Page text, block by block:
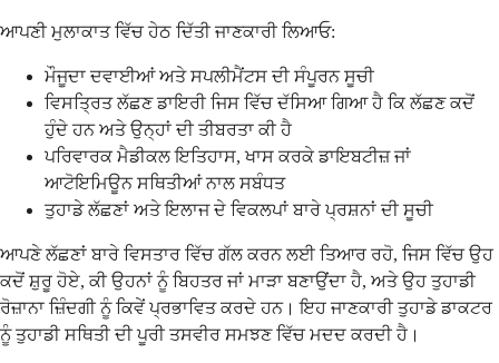
ਆਪਣੀ ਮੁਲਾਕਾਤ ਵਿੱਚ ਹੇਠ ਦਿੱਤੀ ਜਾਣਕਾਰੀ ਲਿਆਓ:
ਮੌਜੂਦਾ ਦਵਾਈਆਂ ਅਤੇ ਸਪਲੀਮੈਂਟਸ ਦੀ ਸੰਪੂਰਨ ਸੂਚੀ
ਵਿਸਤ੍ਰਿਤ ਲੱਛਣ ਡਾਇਰੀ ਜਿਸ ਵਿੱਚ ਦੱਸਿਆ ਗਿਆ ਹੈ ਕਿ ਲੱਛਣ ਕਦੋਂ
ਹੁੰਦੇ ਹਨ ਅਤੇ ਉਨ੍ਹਾਂ ਦੀ ਤੀਬਰਤਾ ਕੀ ਹੈ
ਪਰਿਵਾਰਕ ਮੈਡੀਕਲ ਇਤਿਹਾਸ, ਖਾਸ ਕਰਕੇ ਡਾਇਬਟੀਜ਼ ਜਾਂ
ਆਟੋਇਮਿਊਨ ਸਥਿਤੀਆਂ ਨਾਲ ਸਬੰਧਤ
ਤੁਹਾਡੇ ਲੱਛਣਾਂ ਅਤੇ ਇਲਾਜ ਦੇ ਵਿਕਲਪਾਂ ਬਾਰੇ ਪ੍ਰਸ਼ਨਾਂ ਦੀ ਸੂਚੀ
ਆਪਣੇ ਲੱਛਣਾਂ ਬਾਰੇ ਵਿਸਤਾਰ ਵਿੱਚ ਗੱਲ ਕਰਨ ਲਈ ਤਿਆਰ ਰਹੋ, ਜਿਸ ਵਿੱਚ ਉਹ
ਕਦੋਂ ਸ਼ੁਰੂ ਹੋਏ, ਕੀ ਉਹਨਾਂ ਨੂੰ ਬਿਹਤਰ ਜਾਂ ਮਾੜਾ ਬਣਾਉਂਦਾ ਹੈ, ਅਤੇ ਉਹ ਤੁਹਾਡੀ
ਰੋਜ਼ਾਨਾ ਜ਼ਿੰਦਗੀ ਨੂੰ ਕਿਵੇਂ ਪ੍ਰਭਾਵਿਤ ਕਰਦੇ ਹਨ। ਇਹ ਜਾਣਕਾਰੀ ਤੁਹਾਡੇ ਡਾਕਟਰ
ਨੂੰ ਤੁਹਾਡੀ ਸਥਿਤੀ ਦੀ ਪੂਰੀ ਤਸਵੀਰ ਸਮਝਣ ਵਿੱਚ ਮਦਦ ਕਰਦੀ ਹੈ।